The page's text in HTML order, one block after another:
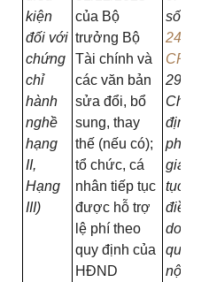
kiện
đối với
chứng
chỉ
hành
nghề
hạng
II,
Hạng
III)
của Bộ
trưởng Bộ
Tài chính và
các văn bản
sửa đổi, bổ
sung, thay
thế (nếu có);
tổ chức, cá
nhân tiếp tục
được hỗ trợ
lệ phí theo
quy định của
HĐND
số
24/
CP
29/4/
Chính
định
phân
giản
tục
điều
doanh
quốc
nội